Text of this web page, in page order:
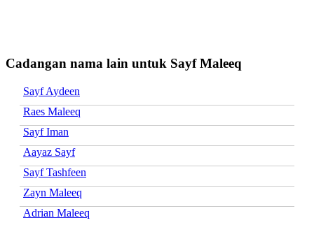
Cadangan nama lain untuk Sayf Maleeq
Sayf Aydeen
Raes Maleeq
Sayf Iman
Aayaz Sayf
Sayf Tashfeen
Zayn Maleeq
Adrian Maleeq